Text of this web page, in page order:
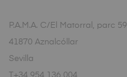
P.A.M.A. C/El Matorral, parc 59
41870 Aznalcóllar
Sevilla
T+34 954 136 004